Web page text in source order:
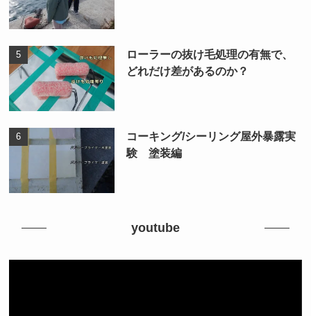
ローラーの抜け毛処理の有無で、
どれだけ差があるのか？
コーキング/シーリング屋外暴露実
験 塗装編
youtube